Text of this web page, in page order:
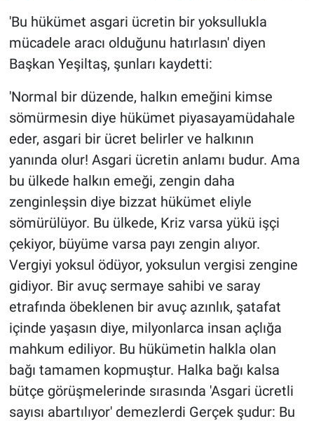
'Bu hükümet asgari ücretin bir yoksullukla
mücadele aracı olduğunu hatırlasın' diyen
Başkan Yeşiltaş, şunları kaydetti:
'Normal bir düzende, halkın emeğini kimse
sömürmesin diye hükümet piyasayamüdahale
eder, asgari bir ücret belirler ve halkının
yanında olur! Asgari ücretin anlamı budur. Ama
bu ülkede halkın emeği, zengin daha
zenginleşsin diye bizzat hükümet eliyle
sömürülüyor. Bu ülkede, Kriz varsa yükü işçi
çekiyor, büyüme varsa payı zengin alıyor.
Vergiyi yoksul ödüyor, yoksulun vergisi zengine
gidiyor. Bir avuç sermaye sahibi ve saray
etrafında öbeklenen bir avuç azınlık, şatafat
içinde yaşasın diye, milyonlarca insan açlığa
mahkum ediliyor. Bu hükümetin halkla olan
bağı tamamen kopmuştur. Halka bağı kalsa
bütçe görüşmelerinde sırasında 'Asgari ücretli
sayısı abartılıyor' demezlerdi Gerçek şudur: Bu